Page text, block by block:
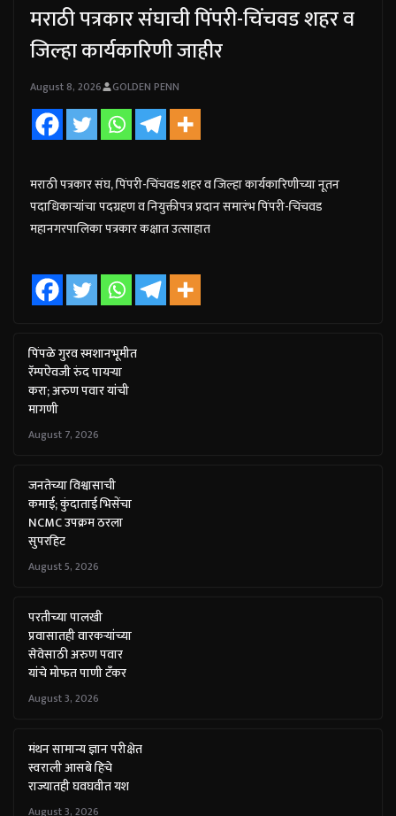
मराठी पत्रकार संघाची पिंपरी-चिंचवड शहर व
जिल्हा कार्यकारिणी जाहीर
August 8, 2026 GOLDEN PENN
मराठी पत्रकार संघ, पिंपरी-चिंचवड शहर व जिल्हा कार्यकारिणीच्या नूतन
पदाधिकाऱ्यांचा पदग्रहण व नियुक्तीपत्र प्रदान समारंभ पिंपरी-चिंचवड
महानगरपालिका पत्रकार कक्षात उत्साहात
पिंपळे गुरव स्मशानभूमीत
रॅम्पऐवजी रुंद पायऱ्या
करा; अरुण पवार यांची
मागणी
August 7, 2026
जनतेच्या विश्वासाची
कमाई; कुंदाताई भिसेंचा
NCMC उपक्रम ठरला
सुपरहिट
August 5, 2026
परतीच्या पालखी
प्रवासातही वारकऱ्यांच्या
सेवेसाठी अरुण पवार
यांचे मोफत पाणी टँकर
August 3, 2026
मंथन सामान्य ज्ञान परीक्षेत
स्वराली आसबे हिचे
राज्यातही घवघवीत यश
August 3, 2026